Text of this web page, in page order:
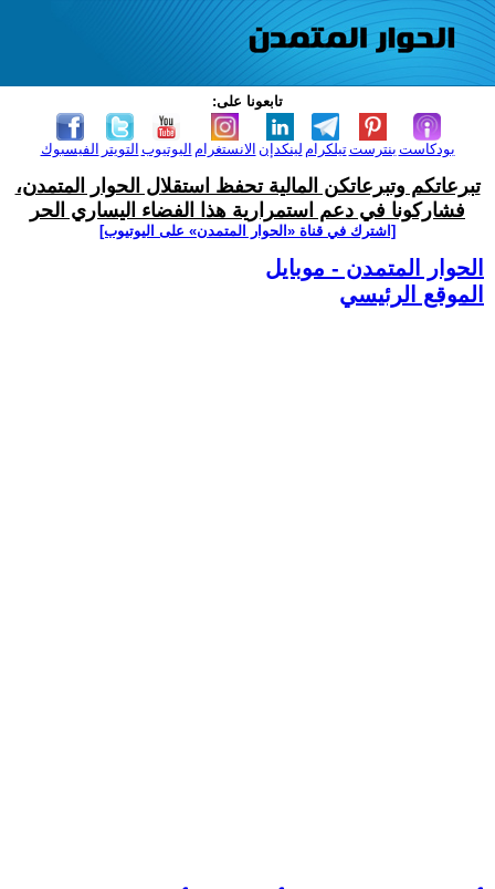
تابعونا على:
الفيسبوك التويتر اليوتيوب الانستغرام لينكدإن تيلكرامبنترست بودكاست
تبرعاتكم وتبرعاتكن المالية تحفظ استقلال الحوار المتمدن،
فشاركونا في دعم استمرارية هذا الفضاء اليساري الحر
[اشترك في قناة ‫«الحوار المتمدن» على اليوتيوب]
الحوار المتمدن - موبايل
الموقع الرئيسي